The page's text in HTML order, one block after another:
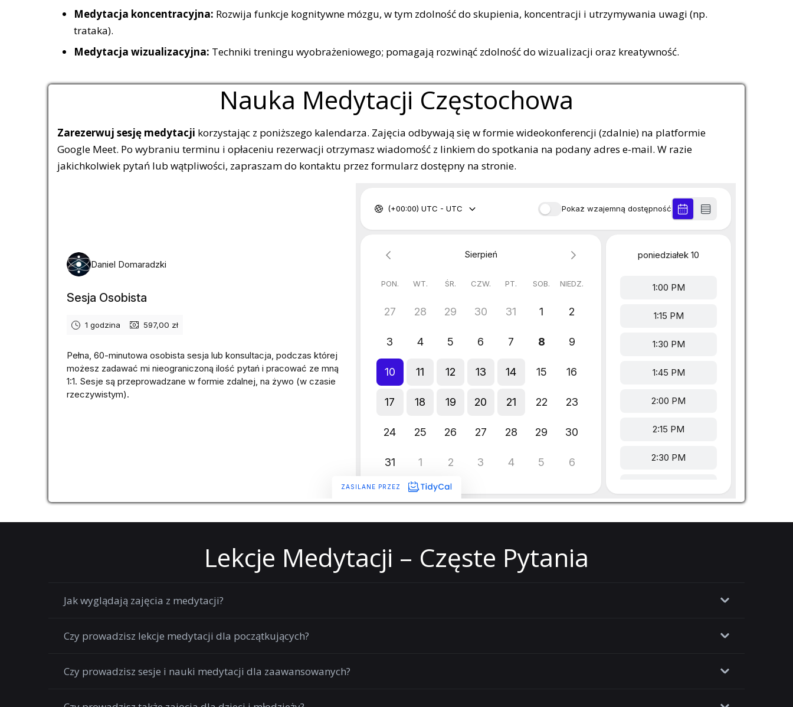
Medytacja koncentracyjna: Rozwija funkcje kognitywne mózgu, w tym zdolność do skupienia, koncentracji i utrzymywania uwagi (np.
trataka).
Medytacja wizualizacyjna: Techniki treningu wyobrażeniowego; pomagają rozwinąć zdolność do wizualizacji oraz kreatywność.
Nauka Medytacji Częstochowa
Zarezerwuj sesję medytacji korzystając z poniższego kalendarza. Zajęcia odbywają się w formie wideokonferencji (zdalnie) na platformie
Google Meet. Po wybraniu terminu i opłaceniu rezerwacji otrzymasz wiadomość z linkiem do spotkania na podany adres e-mail. W razie
jakichkolwiek pytań lub wątpliwości, zapraszam do kontaktu przez formularz dostępny na stronie.
Lekcje Medytacji – Częste Pytania
Jak wyglądają zajęcia z medytacji?
Czy prowadzisz lekcje medytacji dla początkujących?
Czy prowadzisz sesje i nauki medytacji dla zaawansowanych?